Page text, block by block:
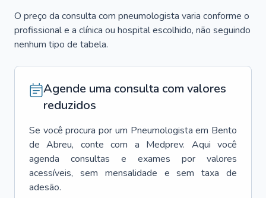
O preço da consulta com pneumologista varia conforme o
profissional e a clínica ou hospital escolhido, não seguindo
nenhum tipo de tabela.
Agende uma consulta com valores
reduzidos
Se você procura por um Pneumologista em Bento
de Abreu, conte com a Medprev. Aqui você
agenda consultas e exames por valores
acessíveis, sem mensalidade e sem taxa de
adesão.